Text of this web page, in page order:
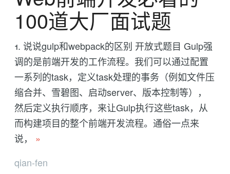
100道大厂面试题
1. 说说gulp和webpack的区别 开放式题目 Gulp强
调的是前端开发的工作流程。我们可以通过配置
一系列的task，定义task处理的事务（例如文件压
缩合并、雪碧图、启动server、版本控制等），
然后定义执行顺序，来让Gulp执行这些task，从
而构建项目的整个前端开发流程。通俗一点来
说， »
qian-fen